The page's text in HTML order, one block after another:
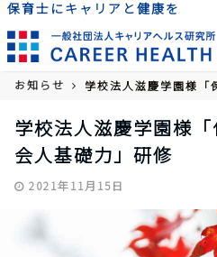
保育士にキャリアと健康を
お知らせ
学校法人滋慶学園様
会人基礎力」研修
2021年11月15日